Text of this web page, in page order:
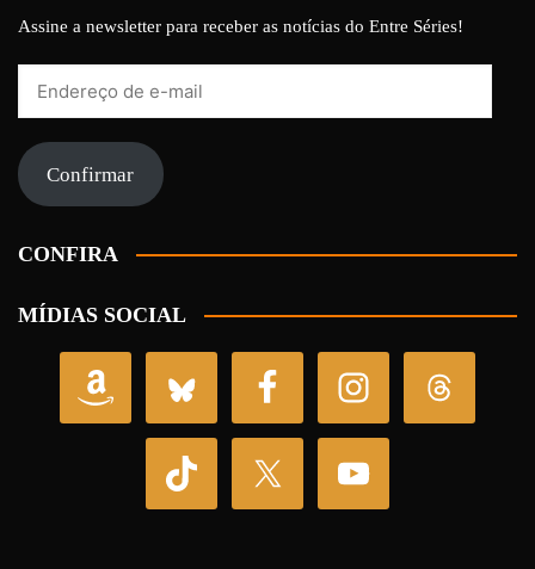
Assine a newsletter para receber as notícias do Entre Séries!
mail Confirmar
CONFIRA
MÍDIAS SOCIAL